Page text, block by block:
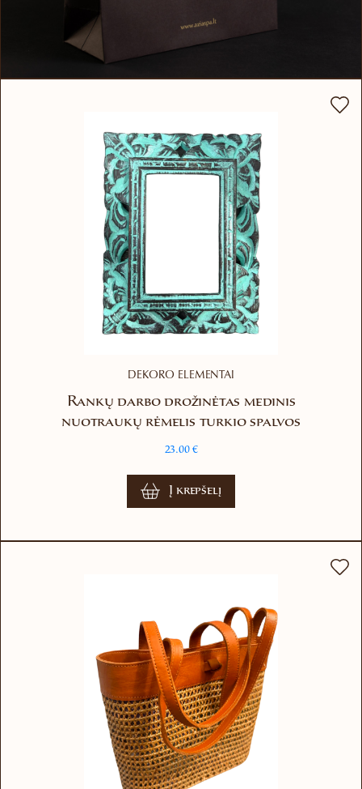
DEKORO ELEMENTAI
Rankų darbo drožinėtas medinis
nuotraukų rėmelis turkio spalvos
23.00 €
Į krepšelį